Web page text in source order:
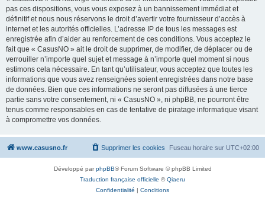
pas ces dispositions, vous vous exposez à un bannissement immédiat et
définitif et nous nous réservons le droit d’avertir votre fournisseur d’accès à
internet et les autorités officielles. L’adresse IP de tous les messages est
enregistrée afin d’aider au renforcement de ces conditions. Vous acceptez le
fait que « CasusNO » ait le droit de supprimer, de modifier, de déplacer ou de
verrouiller n’importe quel sujet et message à n’importe quel moment si nous
estimons cela nécessaire. En tant qu’utilisateur, vous acceptez que toutes les
informations que vous avez renseignées soient enregistrées dans notre base
de données. Bien que ces informations ne seront pas diffusées à une tierce
partie sans votre consentement, ni « CasusNO », ni phpBB, ne pourront être
tenus comme responsables en cas de tentative de piratage informatique visant
à compromettre vos données.
www.casusno.fr Fuseau horaire sur UTC+02:00
Supprimer les cookies
Développé parphpBB® Forum Software © phpBB Limited
Traduction française officielle ©Qiaeru
Confidentialité | Conditions